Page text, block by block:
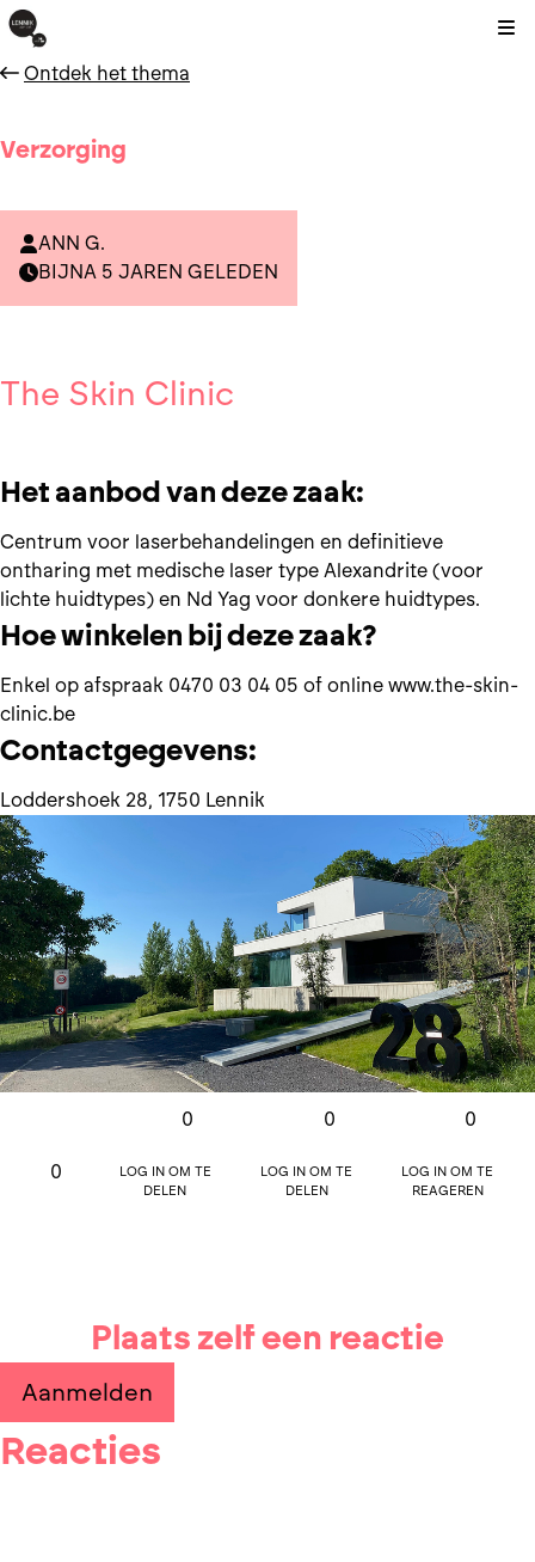
Ontdek het thema
Verzorging
ANN G.
BIJNA 5 JAREN GELEDEN
The Skin Clinic
Het aanbod van deze zaak:
Centrum voor laserbehandelingen en definitieve
ontharing met medische laser type Alexandrite (voor
lichte huidtypes) en Nd Yag voor donkere huidtypes.
Hoe winkelen bij deze zaak?
Enkel op afspraak 0470 03 04 05 of online www.the-skin-
clinic.be
Contactgegevens:
Loddershoek 28, 1750 Lennik
0
0
Log in om te
delen
0
Log in om te
delen
0
Log in om te
reageren
Plaats zelf een reactie
Aanmelden
Reacties